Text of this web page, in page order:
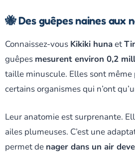
🐝 Des guêpes naines aux
Connaissez-vous Kikiki hunaet
guêpes mesurent environ 0,2
taille minuscule. Elles sont
certains organismes qui n’ont
Leur anatomie est surprenante.
ailes plumeuses. C’est une
permet de nager dans un air